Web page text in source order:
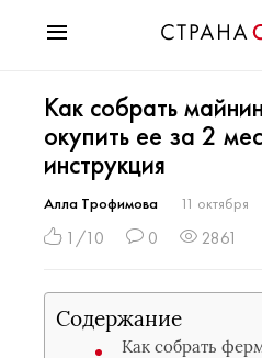
Мода
Звезды
Гороскопы
Здоровье
Психология
Разное
Праздники
Как собрать
окупить ее за 2
инструкция
Алла Трофимова 11 октября
1/10 0 2861
Содержание
Как собрать